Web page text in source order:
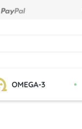
OMEGA-3 •